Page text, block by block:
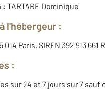
: TARTARE Dominique
l'hébergeur :
Paris, SIREN 392 913 661
:
sur 24 et 7 jours sur 7